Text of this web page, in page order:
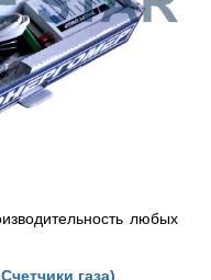
любых
газа)